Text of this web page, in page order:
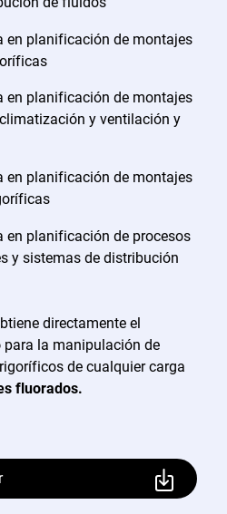
en planificación de montajes
en planificación de montajes
y ventilación y
en planificación de montajes
en planificación de procesos
y sistemas de distribución
directamente el
para la manipulación de
de cualquier carga
fluorados.